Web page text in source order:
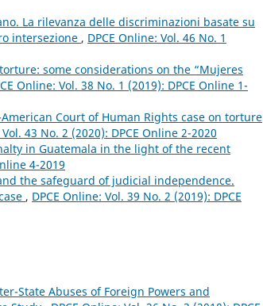
La rilevanza delle discriminazioni basate su
intersezione , DPCE Online: Vol. 46 No. 1
some considerations on the “Mujeres
Online: Vol. 38 No. 1 (2019): DPCE Online 1-
Court of Human Rights case on torture
43 No. 2 (2020): DPCE Online 2-2020
in Guatemala in the light of the recent
4-2019
the safeguard of judicial independence.
, DPCE Online: Vol. 39 No. 2 (2019): DPCE
State Abuses of Foreign Powers and